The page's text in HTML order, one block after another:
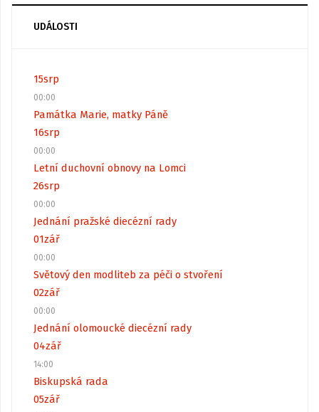
UDÁLOSTI
15srp
00:00
Památka Marie, matky Páně
16srp
00:00
Letní duchovní obnovy na Lomci
26srp
00:00
Jednání pražské diecézní rady
01zář
00:00
Světový den modliteb za péči o stvoření
02zář
00:00
Jednání olomoucké diecézní rady
04zář
14:00
Biskupská rada
05zář